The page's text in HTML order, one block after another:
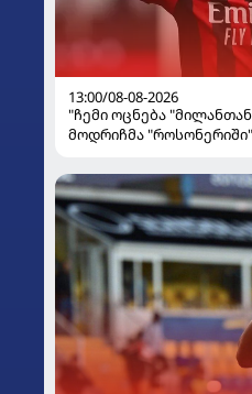
13:00/08-08-2026
"ჩემი ოცნება
მოდრიჩმა "როსონერიში"